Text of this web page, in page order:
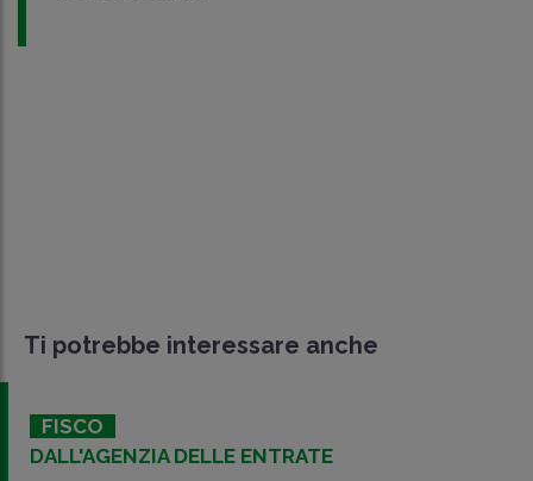
Ti potrebbe interessare anche
FISCO
DALL'AGENZIA DELLE ENTRATE